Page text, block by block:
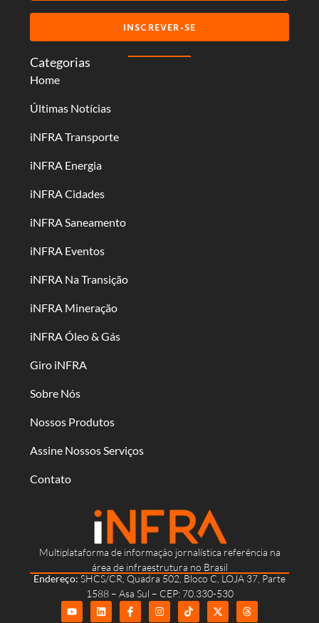
Multiplataforma de informação jornalística referência na
área de infraestrutura no Brasil
Endereço: SHCS/CR, Quadra 502, Bloco C, LOJA 37, Parte
1588 – Asa Sul – CEP: 70.330-530
Categorias
Home
Últimas Notícias
iNFRA Transporte
iNFRA Energia
iNFRA Cidades
iNFRA Saneamento
iNFRA Eventos
iNFRA Na Transição
iNFRA Mineração
iNFRA Óleo & Gás
Giro iNFRA
Sobre Nós
Nossos Produtos
Assine Nossos Serviços
Contato
INSCREVER-SE